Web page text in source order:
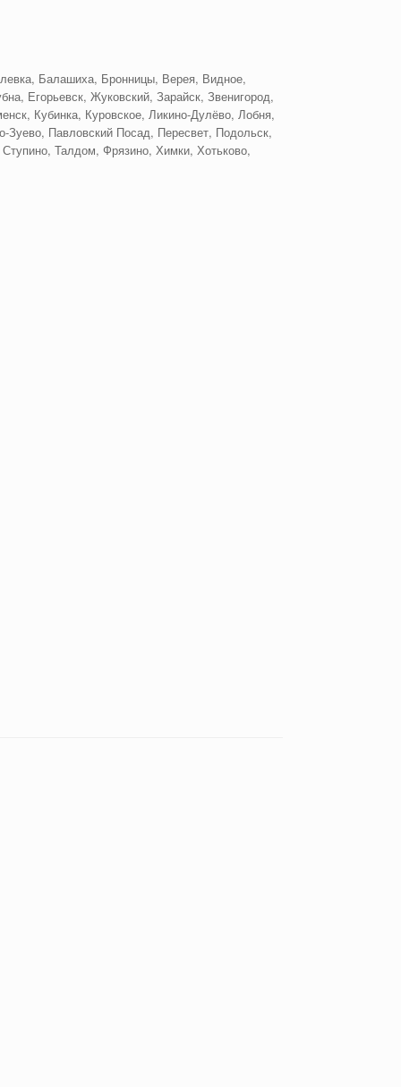
Балашиха, Бронницы, Верея, Видное,
Егорьевск, Жуковский, Зарайск, Звенигород,
Кубинка, Куровское, Ликино-Дулёво, Лобня,
Павловский Посад, Пересвет, Подольск,
Талдом, Фрязино, Химки, Хотьково,